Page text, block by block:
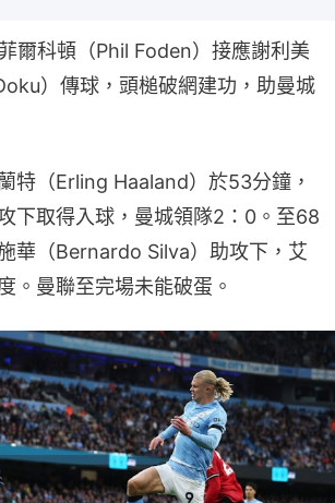
爾科頓（Phil Foden）接應謝利美
）傳球，頭槌破網建功，助曼城
特（Erling Haaland）於53分鐘，
下取得入球，曼城領隊2：0。至68
華（Bernardo Silva）助攻下，艾
。曼聯至完場未能破蛋。